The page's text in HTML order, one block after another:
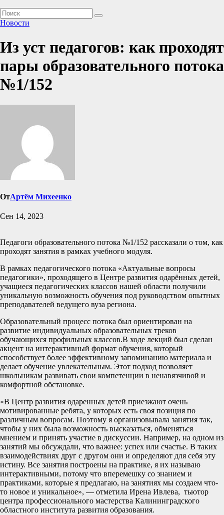
Новости
Из уст педагогов: как проходят
пары образовательного потока
№1/152
ОтАртём Михеенко
Сен 14, 2023
Педагоги образовательного потока №1/152 рассказали о том, как
проходят занятия в рамках учебного модуля.
В рамках педагогического потока «Актуальные вопросы
педагогики», проходящего в Центре развития одарённых детей,
учащиеся педагогических классов нашей области получили
уникальную возможность обучения под руководством опытных
преподавателей ведущего вуза региона.
Образовательный процесс потока был ориентирован на
развитие индивидуальных образовательных треков
обучающихся профильных классов.В ходе лекций был сделан
акцент на интерактивный формат обучения, который
способствует более эффективному запоминанию материала и
делает обучение увлекательным. Этот подход позволяет
школьникам развивать свои компетенции в ненавязчивой и
комфортной обстановке.
«В Центр развития одаренных детей приезжают очень
мотивированные ребята, у которых есть своя позиция по
различным вопросам. Поэтому я организовывала занятия так,
чтобы у них была возможность высказаться, обменяться
мнением и принять участие в дискуссии. Например, на одном из
занятий мы обсуждали, что важнее: успех или счастье. В таких
взаимодействиях друг с другом они и определяют для себя эту
истину. Все занятия построены на практике, я их называю
интерактивными, потому что вперемешку со знанием и
практиками, которые я предлагаю, на занятиях мы создаем что-
то новое и уникальное», — отметила Ирена Ивлева, тьютор
центра профессионального мастерства Калининградского
областного института развития образования.